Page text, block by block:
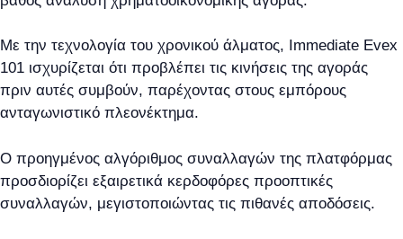
Με την τεχνολογία του χρονικού άλματος, Immediate Evex
101 ισχυρίζεται ότι προβλέπει τις κινήσεις της αγοράς
πριν αυτές συμβούν, παρέχοντας στους εμπόρους
ανταγωνιστικό πλεονέκτημα.
Ο προηγμένος αλγόριθμος συναλλαγών της πλατφόρμας
προσδιορίζει εξαιρετικά κερδοφόρες προοπτικές
συναλλαγών, μεγιστοποιώντας τις πιθανές αποδόσεις.